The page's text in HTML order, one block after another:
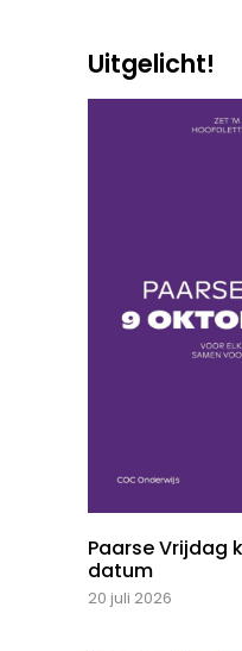
Uitgelicht!
Paarse Vrijdag
datum
20 juli 2026